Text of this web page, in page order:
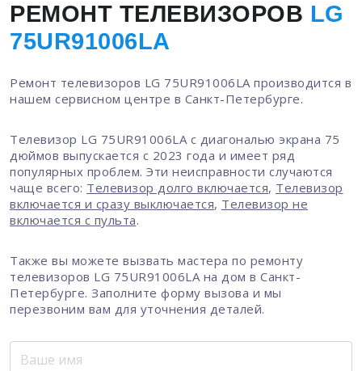
РЕМОНТ ТЕЛЕВИЗОРОВ LG
75UR91006LA
Ремонт телевизоров LG 75UR91006LA производится в
нашем сервисном центре в Санкт-Петербурге.
Телевизор LG 75UR91006LA с диагональю экрана 75
дюймов выпускается с 2023 года и имеет ряд
популярных проблем. Эти неисправности случаются
чаще всего: Телевизор долго включается, Телевизор
включается и сразу выключается, Телевизор не
включается с пульта.
Также вы можете вызвать мастера по ремонту
телевизоров LG 75UR91006LA на дом в Санкт-
Петербурге. Заполните форму вызова и мы
перезвоним вам для уточнения деталей.